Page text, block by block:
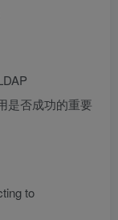
是否成功的重要
to